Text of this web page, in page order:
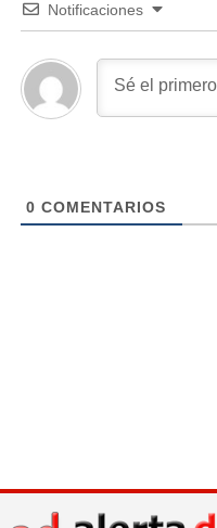
Notificaciones
0 COMENTARIOS